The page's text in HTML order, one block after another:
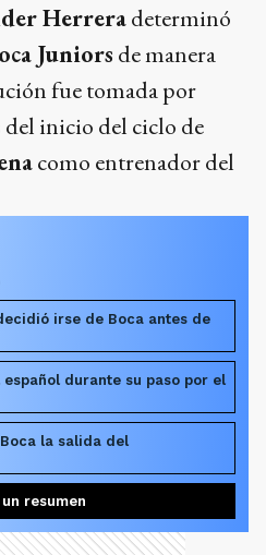
Herreradeterminó
Juniors de manera
fue tomada por
inicio del ciclo de
como entrenador del
irse de Boca antes de
durante su paso por el
la salida del
un resumen